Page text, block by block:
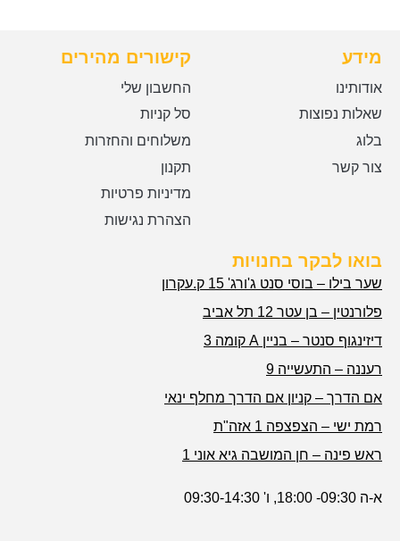
מידע
אודותינו
שאלות נפוצות
בלוג
צור קשר
קישורים מהירים
החשבון שלי
סל קניות
משלוחים והחזרות
תקנון
מדיניות פרטיות
הצהרת נגישות
בואו לבקר בחנויות
שער בילו – בוסי סנט ג'ורג' 15 ק.עקרון
פלורנטין – בן עטר 12 תל אביב
דיזינגוף סנטר – בניין A קומה 3
רעננה – התעשייה 9
אם הדרך – קניון אם הדרך מחלף ינאי
רמת ישי – הצפצפה 1 אזה"ת
ראש פינה – חן המושבה גיא אוני 1
א-ה 09:30- 18:00, ו' 09:30-14:30